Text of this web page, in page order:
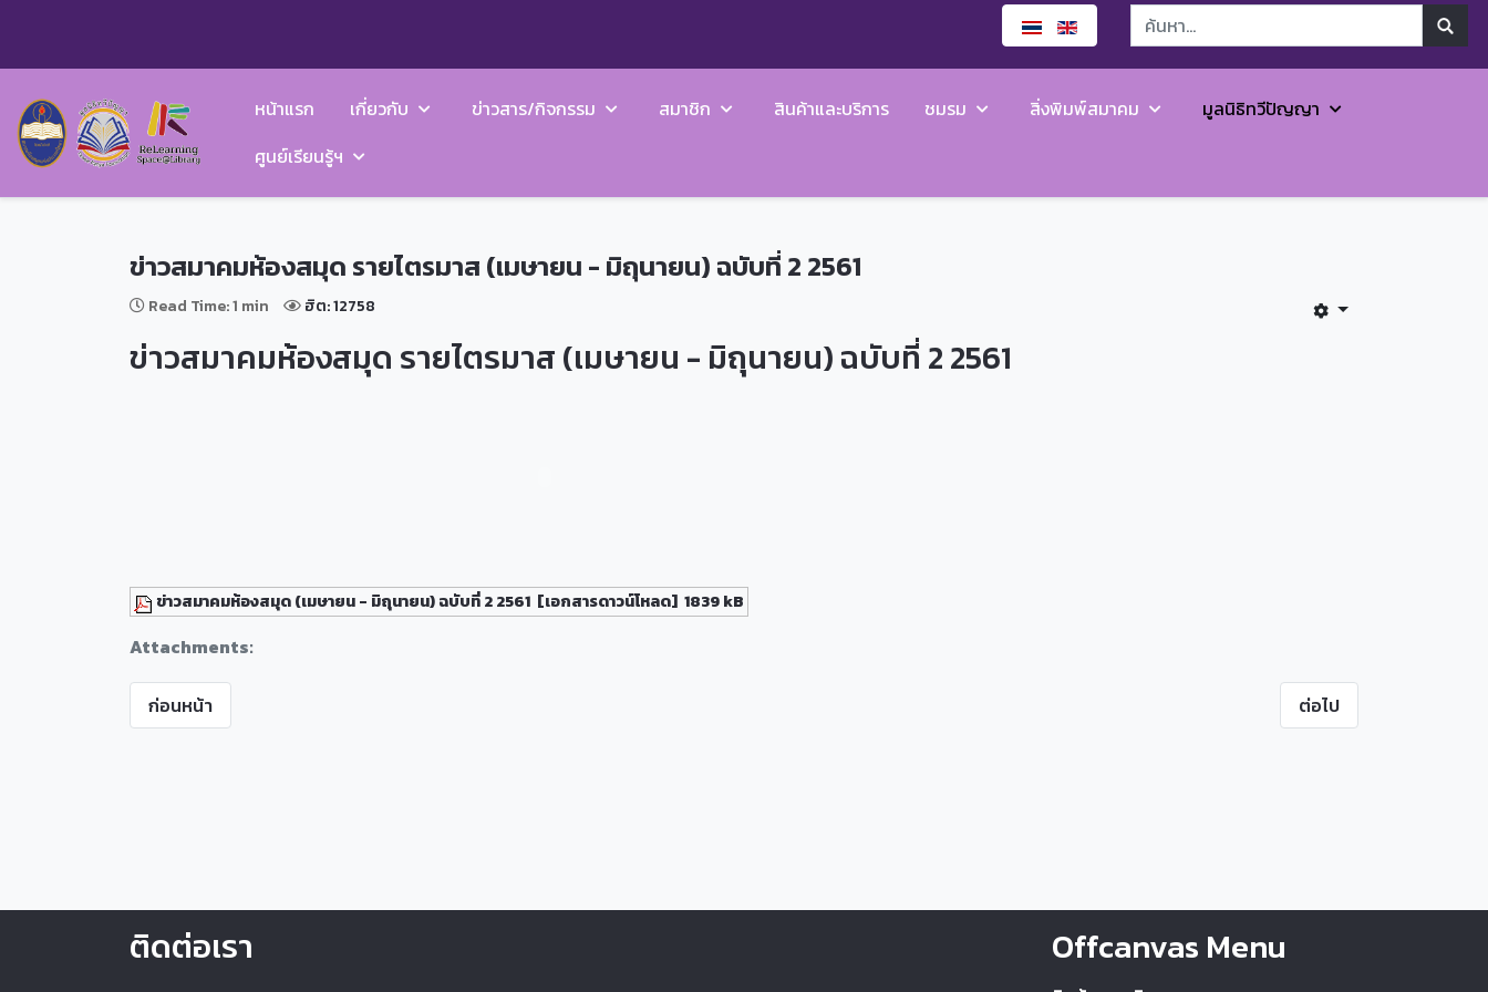
หน้าแรก เกี่ยวกับ ข่าวสาร/กิจกรรม สมาชิก สินค้าและบริการ ชมรม สิ่งพิมพ์สมาคม
มูลนิธิทวีปัญญา
ศูนย์เรียนรู้ฯ
ข่าวสมาคมห้องสมุด รายไตรมาส (เมษายน - มิถุนายน) ฉบับที่ 2 2561
Read Time: 1 min ฮิต: 12758
ข่าวสมาคมห้องสมุด รายไตรมาส (เมษายน - มิถุนายน) ฉบับที่ 2 2561
Attachments:
ข่าวสมาคมห้องสมุด (เมษายน - มิถุนายน) ฉบับที่ 2 2561 [เอกสารดาวน์โหลด] 1839 kB
ก่อนหน้า ต่อไป
ติดต่อเรา Offcanvas Menu